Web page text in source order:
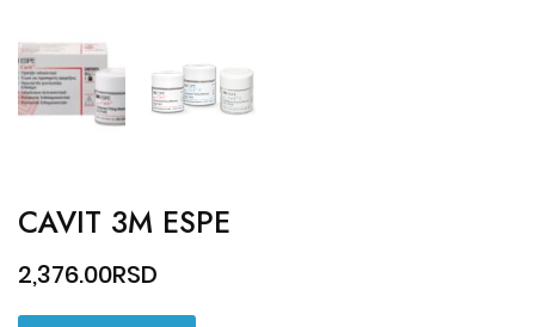
CAVIT 3M ESPE
2,376.00RSD